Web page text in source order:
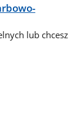
lub chcesz